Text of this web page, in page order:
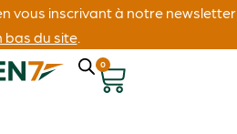
vous inscrivant à notre newsletter
bas du site.
0